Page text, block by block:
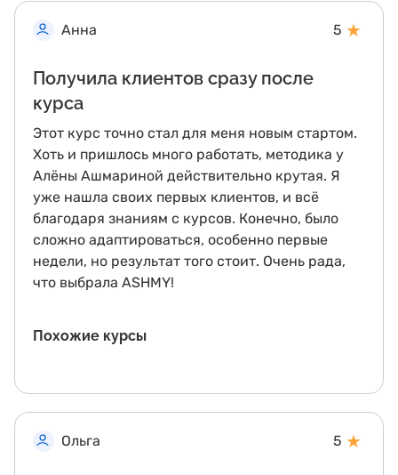
Анна 5 ★
Получила клиентов сразу после
курса
Этот курс точно стал для меня новым стартом.
Хоть и пришлось много работать, методика у
Алёны Ашмариной действительно крутая. Я
уже нашла своих первых клиентов, и всё
благодаря знаниям с курсов. Конечно, было
сложно адаптироваться, особенно первые
недели, но результат того стоит. Очень рада,
что выбрала ASHMY!
Похожие курсы
Ольга 5 ★